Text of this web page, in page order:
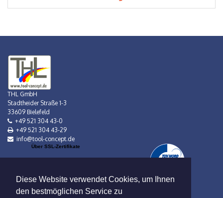
Diese Website verwendet Cookies, um Ihnen
den bestmöglichen Service zu
THL GmbH
Stadtheider Straße 1-3
33609 Bielefeld
+49 521 304 43-0
+49 521 304 43-29
info@tool-concept.de
Über SSL-Zertifikate